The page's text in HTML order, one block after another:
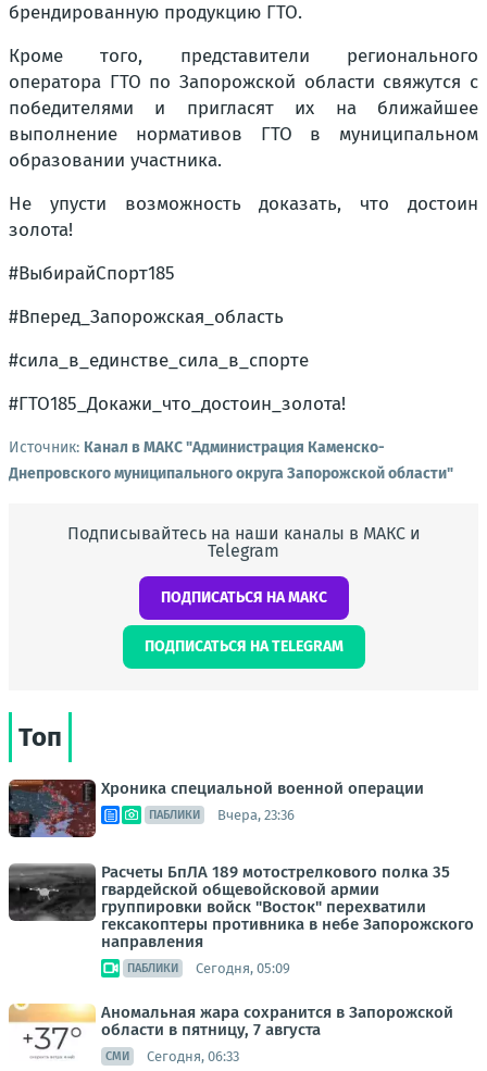
брендированную продукцию ГТО.
Кроме того, представители регионального
оператора ГТО по Запорожской области свяжутся с
победителями и пригласят их на ближайшее
выполнение нормативов ГТО в муниципальном
образовании участника.
Не упусти возможность доказать, что достоин
золота!
#ВыбирайСпорт185
#Вперед_Запорожская_область
#сила_в_единстве_сила_в_спорте
#ГТО185_Докажи_что_достоин_золота!
Источник: Канал в МАКС "Администрация Каменско-
Днепровского муниципального округа Запорожской области"
Подписывайтесь на наши каналы в МАКС и
Telegram
ПОДПИСАТЬСЯ НА МАКС
ПОДПИСАТЬСЯ НА TELEGRAM
Топ
Хроника специальной военной операции
ПАБЛИКИ Вчера, 23:36
Расчеты БпЛА 189 мотострелкового полка 35
гвардейской общевойсковой армии
группировки войск "Восток" перехватили
гексакоптеры противника в небе Запорожского
направления
ПАБЛИКИ Сегодня, 05:09
Аномальная жара сохранится в Запорожской
области в пятницу, 7 августа
СМИ Сегодня, 06:33